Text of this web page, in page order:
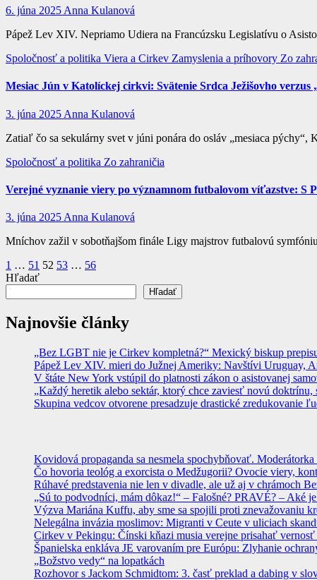
6. júna 2025 Anna Kulanová
Pápež Lev XIV. Nepriamo Udiera na Francúzsku Legislatívu o
Spoločnosť a politika Viera a Cirkev Zamyslenia a príhovory Zo
Mesiac Jún v Katolíckej cirkvi: Svätenie Srdca Ježišovho verzus
3. júna 2025 Anna Kulanová
Zatiaľ čo sa sekulárny svet v júni ponára do osláv „mesiaca
Spoločnosť a politika Zo zahraničia
Verejné vyznanie viery po významnom futbalovom víťazstve: S
3. júna 2025 Anna Kulanová
Mníchov zažil v sobotňajšom finále Ligy majstrov futbalovú
Stránkovanie
príspevkov
1 … 51 52 53 … 56
Hľadať
Hľadať
Najnovšie články
„Bez LGBT nie je Cirkev kompletná?“ Mexický biskup
Pápež Lev XIV. mieri do Južnej Ameriky: Navštívi Uruguay,
V štáte New York vstúpil do platnosti zákon o asistovanej
„Každý heretik alebo sektár, ktorý chce zaviesť novú
Skupina vedcov otvorene presadzuje drastické zredukovanie
Kovidová propaganda sa nesmela spochybňovať.
Čo hovoria teológ a exorcista o Medžugorii? Ovocie viery,
Rúhavé predstavenia nie len v divadle, ale už aj v chrámoch
„Sú to podvodníci, mám dôkaz!“ – Falošné? PRAVÉ? – Aké
Výzva Mariána Kuffu, aby sme sa spojili proti znevažovaniu
Nelegálna invázia moslimov: Migranti v Ceute v uliciach
Cirkev v Pekingu: Čínski kňazi musia verejne prisahať
Španielska enkláva JE varovaním pre Európu: Zlyhanie
„Božstvo vedy“ na lopatkách
Rozhovor s Jackom Schmidtom: 3. časť preklad a dabing v